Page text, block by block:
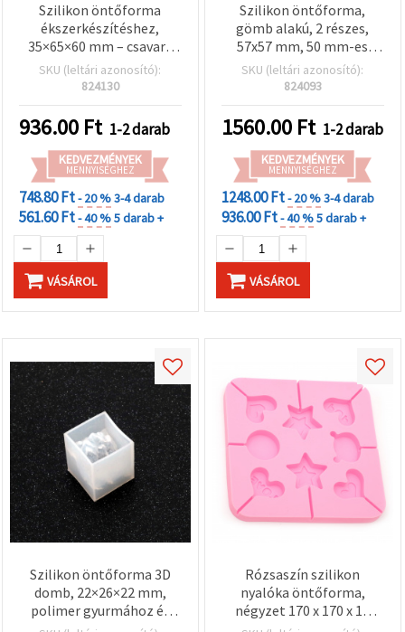
Szilikon öntőforma
ékszerkészítéshez,
35×65×60 mm – csavart
cső alakú medálokhoz,
DIY hobbi-kézműves
kellék
SKU (leltári azonosító):
824130
936.00 Ft 1-2 darab
KEDVEZMÉNYEK
MENNYISÉGHEZ
748.80 Ft- 20 %3-4 darab
561.60 Ft- 40 %5 darab +
VÁSÁROL
Szilikon öntőforma,
gömb alakú, 2 részes,
57x57 mm, 50 mm-es
gömb
SKU (leltári azonosító):
824093
1560.00 Ft 1-2 darab
KEDVEZMÉNYEK
MENNYISÉGHEZ
1248.00 Ft- 20 %3-4 darab
936.00 Ft- 40 %5 darab +
VÁSÁROL
Szilikon öntőforma 3D
domb, 22×26×22 mm,
polimer gyurmához és
Rózsaszín szilikon
nyalóka öntőforma,
négyzet 170 x 170 x 15